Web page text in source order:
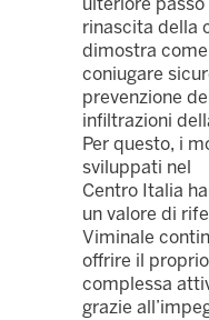
rinascita della
dimostra
coniugare
prevenzione
infiltrazioni
Per questo, i
sviluppati nel
Centro Italia
un valore di
Viminale
offrire il
complessa
grazie